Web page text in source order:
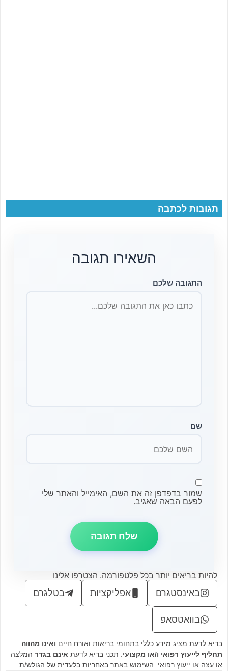
תגובות לכתבה
השאירו תגובה
התגובה שלכם
שם
שמור בדפדפן זה את השם, האימייל והאתר שלי
לפעם הבאה שאגיב.
להיות בריאים יותר בכל פלטפורמה, הצטרפו אלינו
באינסטגרם אפליקציות בטלגרם
בוואטסאפ
בריא לדעת מציג מידע כללי בתחומי בריאות ואורח חיים ואינו מהווה
תחליף לייעוץ רפואי ו/או מקצועי . תכני בריא לדעת אינם בגדר המלצה
או עצה או ייעוץ רפואי. השימוש באתר באחריות בלעדית של הגולש/ת.